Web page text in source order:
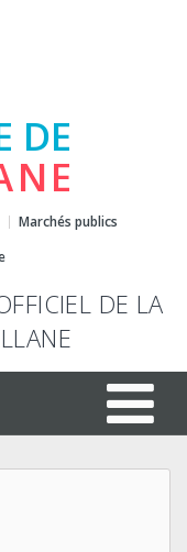
DE
Marchés publics
DE LA